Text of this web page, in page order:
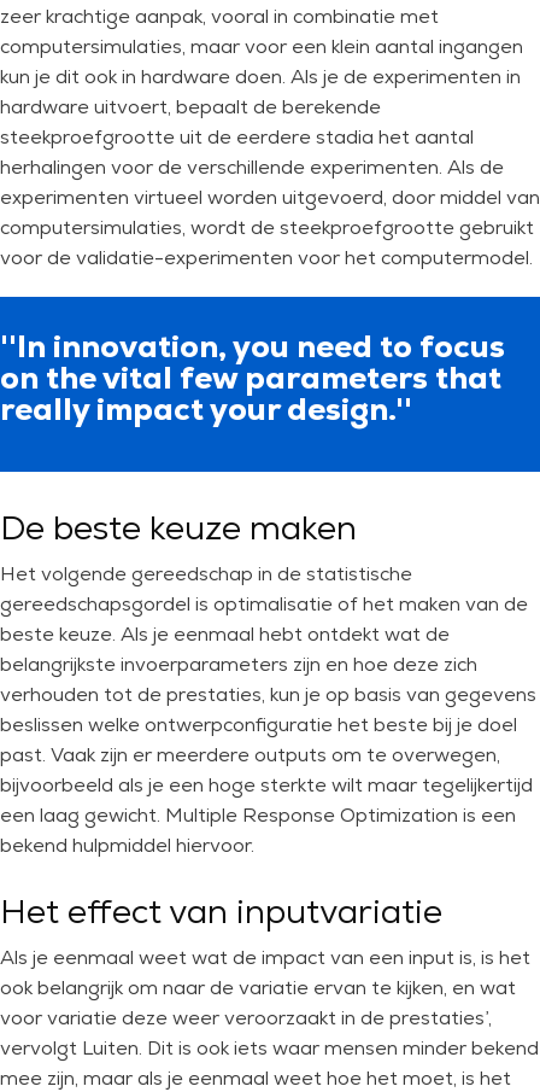
zeer krachtige aanpak, vooral in combinatie met
computersimulaties, maar voor een klein aantal ingangen
kun je dit ook in hardware doen. Als je de experimenten in
hardware uitvoert, bepaalt de berekende
steekproefgrootte uit de eerdere stadia het aantal
herhalingen voor de verschillende experimenten. Als de
experimenten virtueel worden uitgevoerd, door middel van
computersimulaties, wordt de steekproefgrootte gebruikt
voor de validatie-experimenten voor het computermodel.
''In innovation, you need to focus
on the vital few parameters that
really impact your design.''
De beste keuze maken
Het volgende gereedschap in de statistische
gereedschapsgordel is optimalisatie of het maken van de
beste keuze. Als je eenmaal hebt ontdekt wat de
belangrijkste invoerparameters zijn en hoe deze zich
verhouden tot de prestaties, kun je op basis van gegevens
beslissen welke ontwerpconfiguratie het beste bij je doel
past. Vaak zijn er meerdere outputs om te overwegen,
bijvoorbeeld als je een hoge sterkte wilt maar tegelijkertijd
een laag gewicht. Multiple Response Optimization is een
bekend hulpmiddel hiervoor.
Het effect van inputvariatie
Als je eenmaal weet wat de impact van een input is, is het
ook belangrijk om naar de variatie ervan te kijken, en wat
voor variatie deze weer veroorzaakt in de prestaties’,
vervolgt Luiten. Dit is ook iets waar mensen minder bekend
mee zijn, maar als je eenmaal weet hoe het moet, is het